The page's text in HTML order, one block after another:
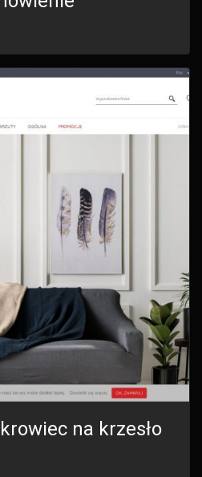
na krzesło